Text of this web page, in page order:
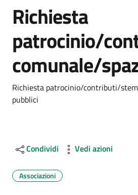
Richiesta
patrocinio/
comunale/
Dettagli
Richiesta patrocinio/contributi/
pubblici
Condividi Vedi azioni
Associazioni